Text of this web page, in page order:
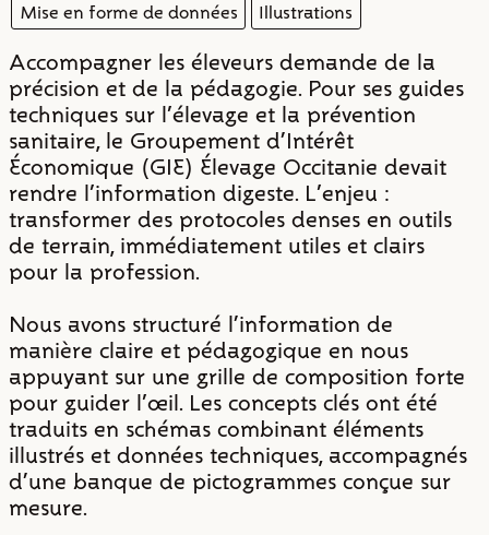
Mise en forme de données
Illustrations
Accompagner les éleveurs demande de la
précision et de la pédagogie. Pour ses guides
techniques sur l'élevage et la prévention
sanitaire, le Groupement d’Intérêt
Économique (GIE) Élevage Occitanie devait
rendre l'information digeste. L'enjeu :
transformer des protocoles denses en outils
de terrain, immédiatement utiles et clairs
pour la profession.
Nous avons structuré l’information de
manière claire et pédagogique en nous
appuyant sur une grille de composition forte
pour guider l'œil. Les concepts clés ont été
traduits en schémas combinant éléments
illustrés et données techniques, accompagnés
d’une banque de pictogrammes conçue sur
mesure.